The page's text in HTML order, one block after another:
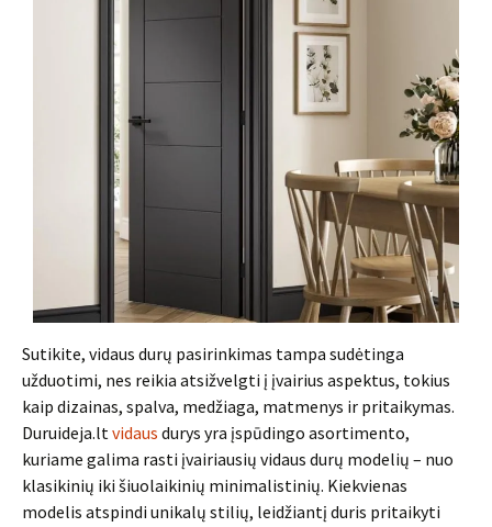
Sutikite, vidaus durų pasirinkimas tampa sudėtinga
užduotimi, nes reikia atsižvelgti į įvairius aspektus, tokius
kaip dizainas, spalva, medžiaga, matmenys ir pritaikymas.
Duruideja.ltvidaus durys yra įspūdingo asortimento,
kuriame galima rasti įvairiausių vidaus durų modelių – nuo
klasikinių iki šiuolaikinių minimalistinių. Kiekvienas
modelis atspindi unikalų stilių, leidžiantį duris pritaikyti